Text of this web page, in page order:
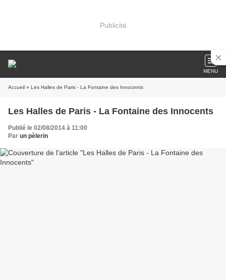
Publicité
MENU
Accueil » Les Halles de Paris - La Fontaine des Innocents
Les Halles de Paris - La Fontaine des Innocents
Publié le 02/08/2014 à 11:00
Par un pèlerin